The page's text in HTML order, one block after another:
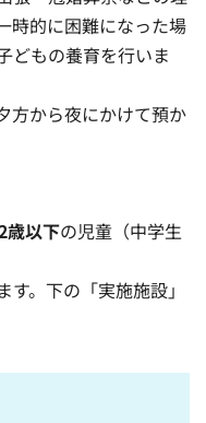
時的に困難になった場
どもの養育を行いま
方から夜にかけて預か
歳以下の児童（中学生
。下の「実施施設」